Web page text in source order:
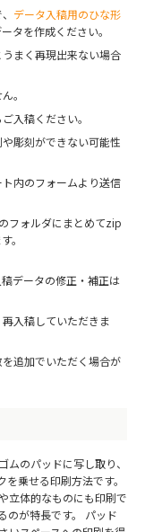
データ入稿用のひな形
タを作成ください。
まく再現出来ない場合
。
入稿ください。
彫刻ができない可能性
内のフォームより送信
フォルダにまとめてzip
。
データの修正・補正は
入稿していただきま
追加でいただく場合が
のパッドに写し取り、
乗せる印刷方法です。
立体的なものにも印刷で
のが特長です。 パッド